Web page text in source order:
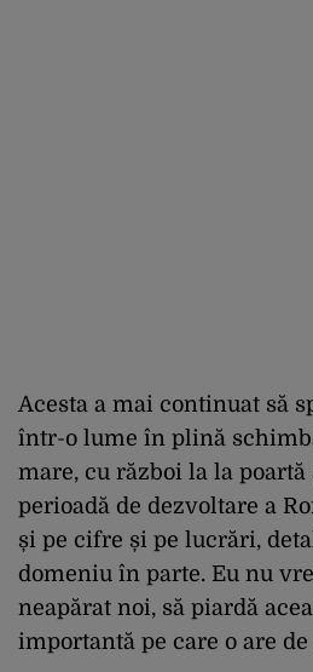
Acesta a mai continuat să
într-o lume în plină
mare, cu război la la
perioadă de dezvoltare a
și pe cifre și pe lucrări,
domeniu în parte. Eu nu
neapărat noi, să piardă
importantă pe care o are de